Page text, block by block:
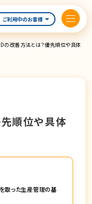
ご利用中のお客様
の改善方法とは？優先順位や具体
順位や具体
取った生産管理の基